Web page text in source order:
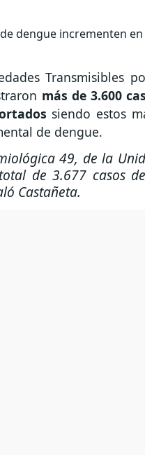
dengue incrementen
Transmisibles
más de 3.600
siendo estos
de dengue.
49, de la
de 3.677 casos
Castañeta.